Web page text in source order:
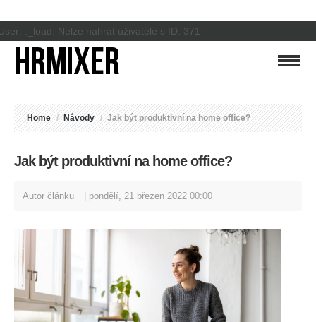
:_load: Nelze nahrát uživatele s ID: 371
Home / Návody / Jak být produktivní na home office?
Jak být produktivní na home office?
Autor článku pondělí, 21 březen 2022 00:00